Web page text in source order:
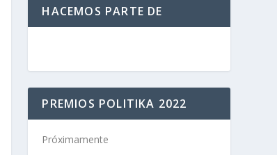
HACEMOS PARTE DE
PREMIOS POLITIKA 2022
Próximamente